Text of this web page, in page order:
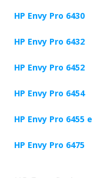
HP Envy Pro 6430
HP Envy Pro 6432
HP Envy Pro 6452
HP Envy Pro 6454
HP Envy Pro 6455 e
HP Envy Pro 6475